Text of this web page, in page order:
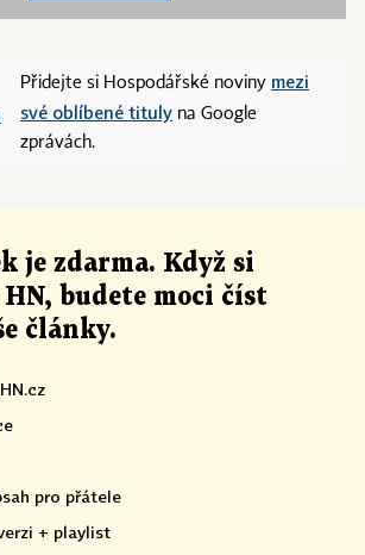
Přidejte si Hospodářské noviny mezi
své oblíbené tituly na Google
zprávách.
je zdarma. Když si
budete moci číst
články.
pro přátele
+ playlist